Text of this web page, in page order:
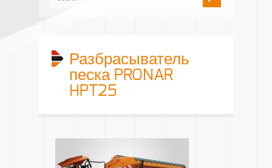
Разбрасыватель
песка PRONAR
HPT25